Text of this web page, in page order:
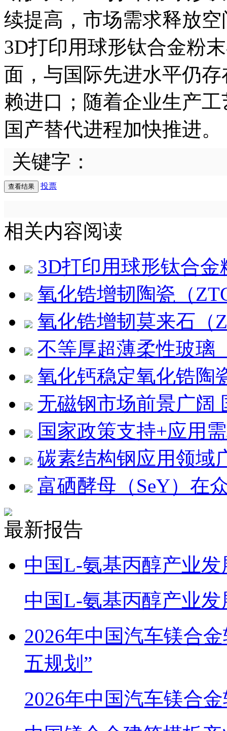
续提高，市场需求释放
3D打印用球形钛合金粉
面，与国际先进水平仍
赖进口；随着企业生产
国产替代进程加快推进。
关键字：
投票
相关内容阅读
3D打印用球形钛合
氧化锆增韧陶瓷（
氧化锆增韧莫来石（
不等厚超薄柔性玻璃
氧化钙稳定氧化锆陶
无磁钢市场前景广阔
国家政策支持+应用
碳素结构钢应用领域
富硒酵母（SeY）在
最新报告
中国L-氨基丙醇产业
中国L-氨基丙醇产业发
2026年中国汽车镁合
五规划”
2026年中国汽车镁合